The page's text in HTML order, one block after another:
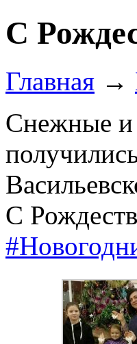
С
Главная →
Снежные и
С